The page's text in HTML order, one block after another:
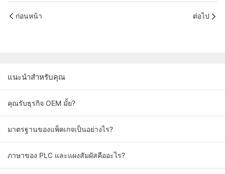
ก่อนหน้า ต่อไป
แนะนำสำหรับคุณ
คุณรับธุรกิจ OEM มั้ย?
มาตรฐานของแพ็คเกจเป็นอย่างไร?
ภาษาของ PLC และแผงสัมผัสคืออะไร?